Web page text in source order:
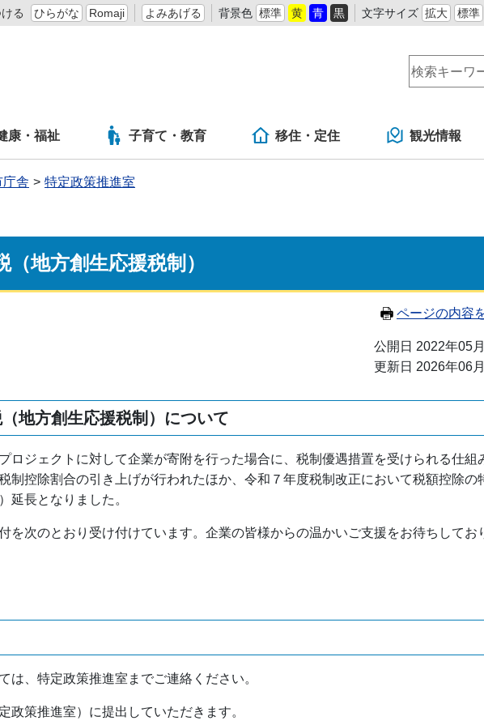
る ひらがな Romaji よみあげる 背景色 標準 黄 青 黒 文字サイズ 拡大 標準
康・福祉 子育て・教育 移住・定住 観光情報
庁舎
特定政策推進室
地方創生応援税制）
ページの内容
公開日 2022年05
更新日 2026年06
地方創生応援税制）について
ロジェクトに対して企業が寄附を行った場合に、税制優遇措置を受けられる仕組
制控除割合の引き上げが行われたほか、令和７年度税制改正において税額控除の
延長となりました。
を次のとおり受け付けています。企業の皆様からの温かいご支援をお待ちしてお
は、特定政策推進室までご連絡ください。
政策推進室）に提出していただきます。